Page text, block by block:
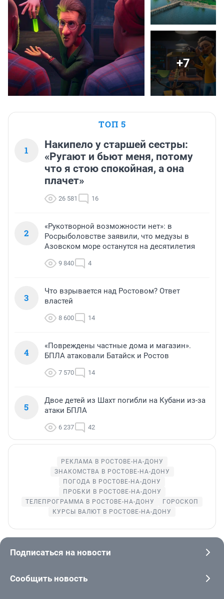
+7
ТОП 5
1
Накипело у старшей сестры:
«Ругают и бьют меня, потому
что я стою спокойная, а она
плачет»
26 581 16
2
«Рукотворной возможности нет»: в
Росрыболовстве заявили, что медузы в
Азовском море останутся на десятилетия
9 840 4
3
Что взрывается над Ростовом? Ответ
властей
8 600 14
4
«Повреждены частные дома и магазин».
БПЛА атаковали Батайск и Ростов
7 570 14
5
Двое детей из Шахт погибли на Кубани из-за
атаки БПЛА
6 237 42
РЕКЛАМА В РОСТОВЕ-НА-ДОНУ
ЗНАКОМСТВА В РОСТОВЕ-НА-ДОНУ
ПОГОДА В РОСТОВЕ-НА-ДОНУ
ПРОБКИ В РОСТОВЕ-НА-ДОНУ
ТЕЛЕПРОГРАММА В РОСТОВЕ-НА-ДОНУ
ГОРОСКОП
КУРСЫ ВАЛЮТ В РОСТОВЕ-НА-ДОНУ
Подписаться на новости
Сообщить новость